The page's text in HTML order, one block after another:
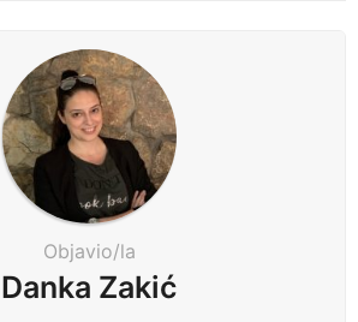
Objavio/la
Danka Zakić